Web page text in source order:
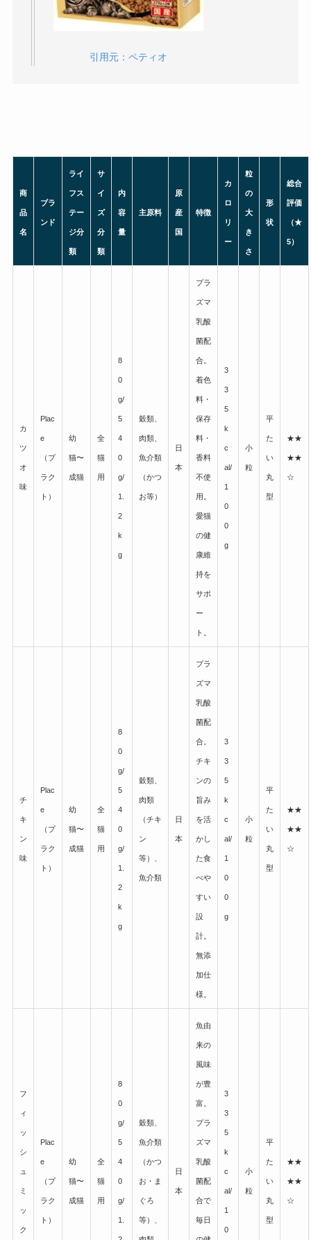
エジプシャンマウが性格悪い7つの理由とは？
ビィナチュラルはどこで売ってる？楽天や
キャネットチップはどこで売ってる？楽天や
マンチカンが性格悪いと言われる理由とは？本
当の性格と後悔しない飼い方！
ANFはどこで売ってる？楽天やAmazonで買え
スコティッシュストレートが性格悪い7つの理
由とは？飼いやすくする注意点と対策
理由と飼って後悔しない判断基準
キングTOP10!健康寿命を延ばすフードの選び
引用元：ペティオ
商
品
名
ブラ
ンド
ライ
フス
テー
ジ分
類
サ
イ
ズ
分
類
内
容
量
主原料
原
産
国
特徴
カ
ロ
リ
ー
粒
の
大
き
さ
形
状
総合
評価
（★
5）
カ
ツ
オ
味
Plac
e
（プ
ラク
ト）
幼
猫〜
成猫
全
猫
用
8
0
g/
5
4
0
g/
1.
2
k
g
穀類、
肉類、
魚介類
（かつ
お等）
日
本
プラ
ズマ
乳酸
菌配
合。
着色
料・
保存
料・
香料
不使
用。
愛猫
の健
康維
持を
サポ
ー
ト。
3
3
5
k
c
al/
1
0
0
g
小
粒
平
た
い
丸
型
★★
★★
☆
チ
キ
ン
味
Plac
e
（プ
ラク
ト）
幼
猫〜
成猫
全
猫
用
8
0
g/
5
4
0
g/
1.
2
k
g
穀類、
肉類
（チキ
ン
等）、
魚介類
日
本
プラ
ズマ
乳酸
菌配
合。
チキ
ンの
旨み
を活
かし
た食
べや
すい
設
計。
無添
加仕
様。
3
3
5
k
c
al/
1
0
0
g
小
粒
平
た
い
丸
型
★★
★★
☆
フ
ィ
ッ
シ
ュ
ミ
ッ
ク
Plac
e
（プ
ラク
ト）
幼
猫〜
成猫
全
猫
用
8
0
g/
5
4
0
g/
1.
穀類、
魚介類
（かつ
お・ま
ぐろ
等）、
日
本
魚由
来の
風味
が豊
富。
プラ
ズマ
乳酸
菌配
合で
毎日
3
3
5
k
c
al/
1
0
小
粒
平
た
い
丸
型
★★
★★
☆